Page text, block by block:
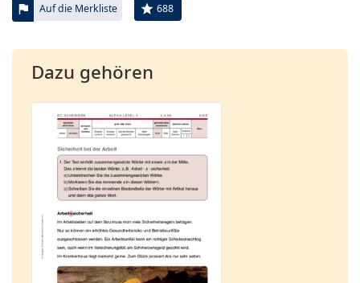
flag Auf die Merkliste star 688
Dazu gehören